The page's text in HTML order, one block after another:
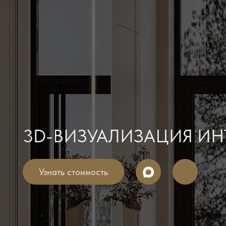
3D-ВИЗУАЛИЗАЦИЯ
Узнать стоимость